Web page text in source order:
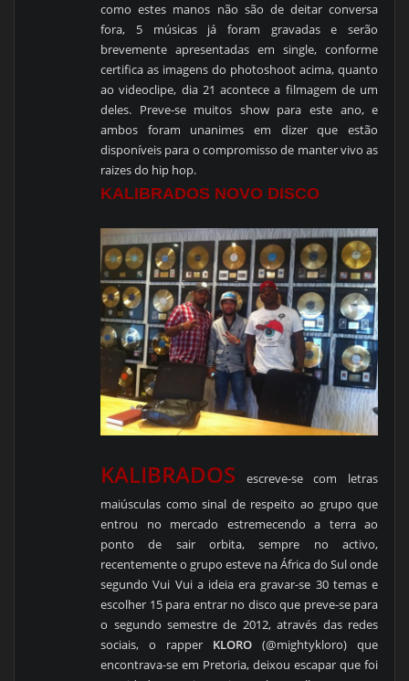
como estes manos não são de deitar conversa
fora, 5 músicas já foram gravadas e serão
brevemente apresentadas em single, conforme
certifica as imagens do photoshoot acima, quanto
ao videoclipe, dia 21 acontece a filmagem de um
deles. Preve-se muitos show para este ano, e
ambos foram unanimes em dizer que estão
disponíveis para o compromisso de manter vivo as
raizes do hip hop.
KALIBRADOS NOVO DISCO
KALIBRADOS escreve-se com letras
maiúsculas como sinal de respeito ao grupo que
entrou no mercado estremecendo a terra ao
ponto de sair orbita, sempre no activo,
recentemente o grupo esteve na África do Sul onde
segundo Vui Vui a ideia era gravar-se 30 temas e
escolher 15 para entrar no disco que preve-se para
o segundo semestre de 2012, através das redes
sociais, o rapper KLORO (@mightykloro) que
encontrava-se em Pretoria, deixou escapar que foi